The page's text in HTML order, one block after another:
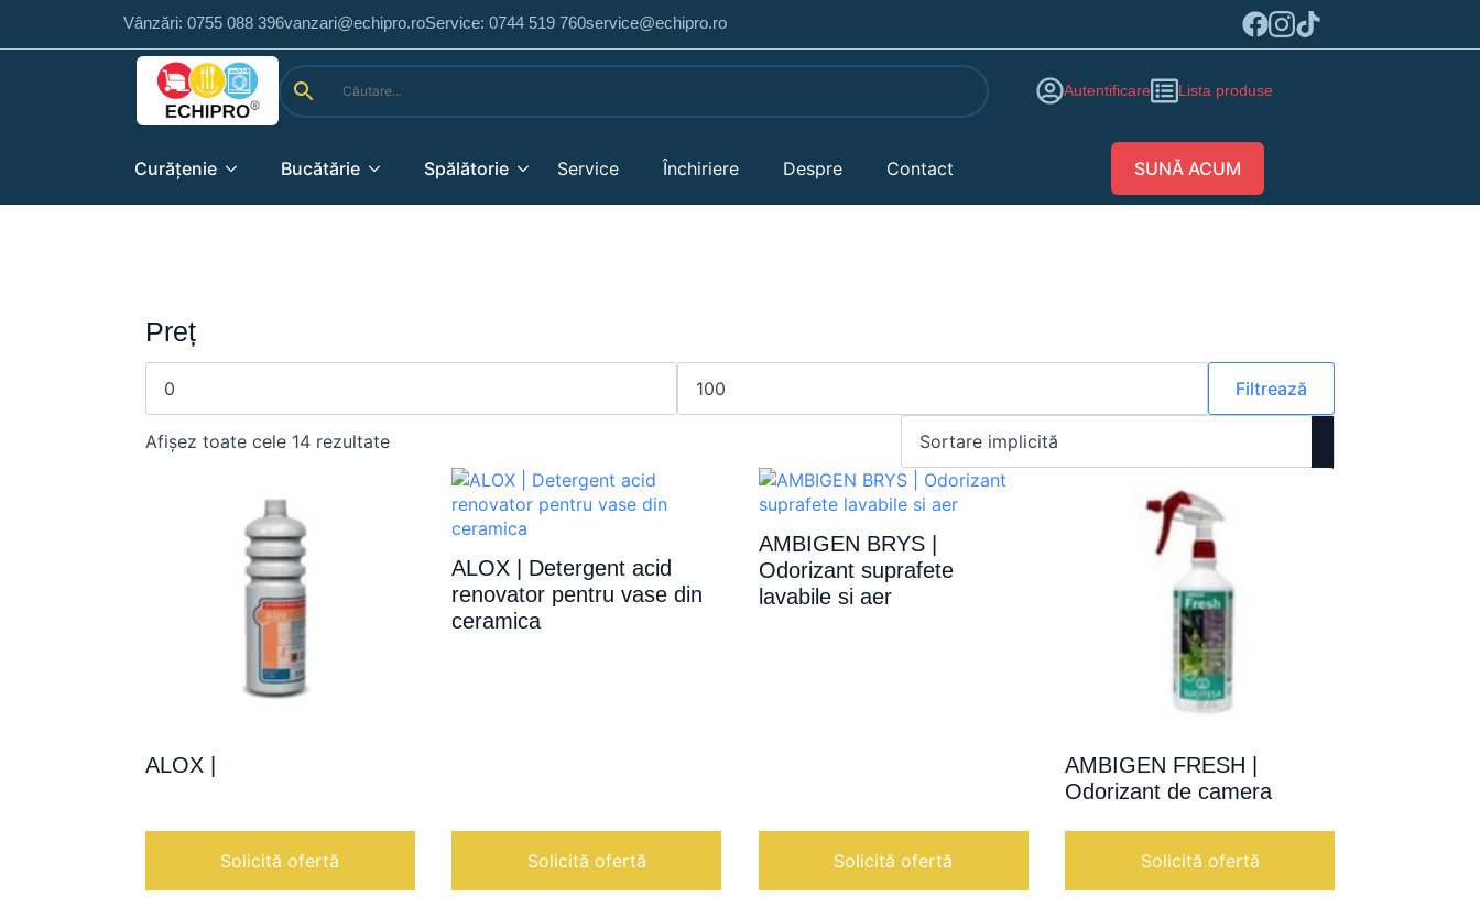
Vânzări: 0755 088 396vanzari@echipro.roService: 0744 519 760service@echipro.ro
Autentificare Lista produse
Curățenie Bucătărie Spălătorie Service Închiriere Despre Contact SUNĂ ACUM
Preț
Preț
minim
Preț
maxim
Filtrează
Afișez toate cele 14 rezultate
ALOX |
Solicită ofertă
ALOX | Detergent acid
renovator pentru vase din
ceramica
Solicită ofertă
AMBIGEN BRYS |
Odorizant suprafete
lavabile si aer
Solicită ofertă
AMBIGEN FRESH |
Odorizant de camera
Solicită ofertă